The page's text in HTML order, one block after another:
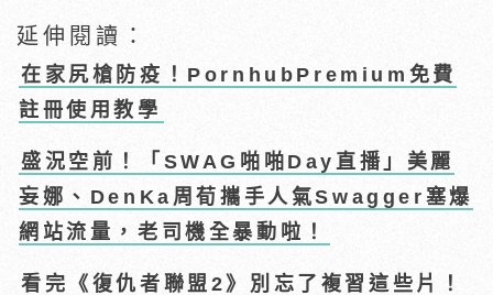
延伸閱讀：
在家尻槍防疫！PornhubPremium免費
註冊使用教學
盛況空前！「SWAG啪啪Day直播」美麗
妄娜、DenKa周荀攜手人氣Swagger塞爆
網站流量，老司機全暴動啦！
看完《復仇者聯盟2》別忘了複習這些片！